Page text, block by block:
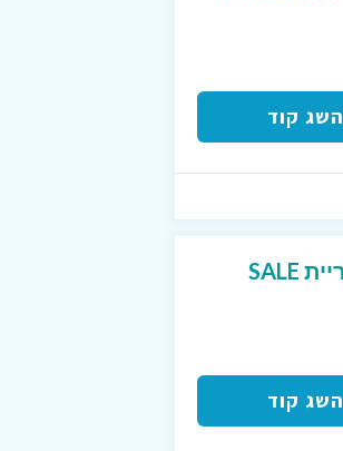
השג קוד
הנחה על בגדים מהמותג רונן חן בקטגוריית SALE
השג קוד